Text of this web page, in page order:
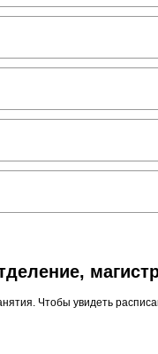
Чтобы увидеть